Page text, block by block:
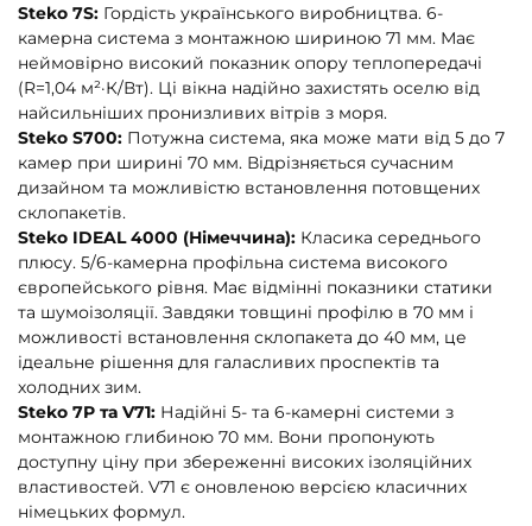
Steko 7S: Гордість українського виробництва. 6-
камерна система з монтажною шириною 71 мм. Має
неймовірно високий показник опору теплопередачі
(R=1,04 м²·К/Вт). Ці вікна надійно захистять оселю від
найсильніших пронизливих вітрів з моря.
Steko S700: Потужна система, яка може мати від 5 до 7
камер при ширині 70 мм. Відрізняється сучасним
дизайном та можливістю встановлення потовщених
склопакетів.
Steko IDEAL 4000 (Німеччина): Класика середнього
плюсу. 5/6-камерна профільна система високого
європейського рівня. Має відмінні показники статики
та шумоізоляції. Завдяки товщині профілю в 70 мм і
можливості встановлення склопакета до 40 мм, це
ідеальне рішення для галасливих проспектів та
холодних зим.
Steko 7P та V71: Надійні 5- та 6-камерні системи з
монтажною глибиною 70 мм. Вони пропонують
доступну ціну при збереженні високих ізоляційних
властивостей. V71 є оновленою версією класичних
німецьких формул.